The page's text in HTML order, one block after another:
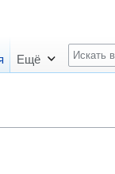
Ещё
П
о
к